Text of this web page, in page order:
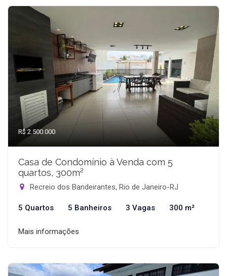
R$ 2.500.000
Casa de Condomínio à Venda com 5
quartos, 300m²
Recreio dos Bandeirantes, Rio de Janeiro-RJ
5 Quartos 5 Banheiros 3 Vagas 300 m²
Mais informações